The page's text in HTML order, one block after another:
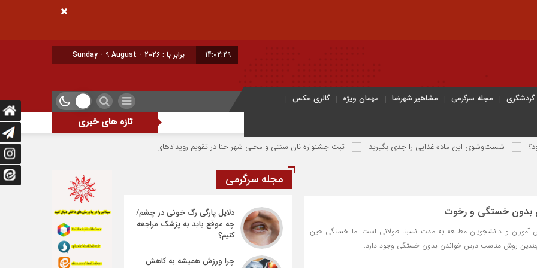
14:02:29 امروز : یکشنبه - ۱۸ مرداد - ۱۴۰۵
گردشگری مجله سرگرمی مشاهیر شهرضا مهمان ویژه
گالری عکس
تازه های خبری
این ماده غذایی را جدی بگیرید ثبت جشنواره نان سنتی و محلی شهر حنا در تقویم رویداد‌های گردشگری احداث فیدرگیری پست سیار شهرک رازی؛
بدون خستگی و رخوت
آموزان و دانشجویان مطالعه به مدت نسبتا طولانی است اما خستگی حین
چندین روش مناسب درس خواندن بدون خستگی وجود دارد.
مجله سرگرمی
دلایل پارگی رگ خونی در چشم/
چه موقع باید به پزشک مراجعه
کنیم؟
چرا ورزش همیشه به کاهش